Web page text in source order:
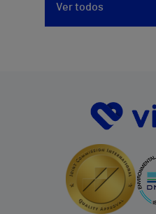
Ver todos